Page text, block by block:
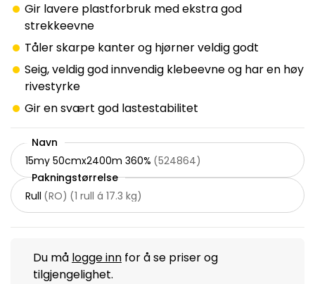
Gir lavere plastforbruk med ekstra god
strekkeevne
Tåler skarpe kanter og hjørner veldig godt
Seig, veldig god innvendig klebeevne og har en høy
rivestyrke
Gir en svært god lastestabilitet
Navn
15my 50cmx2400m 360% (524864)
Pakningstørrelse
Rull (RO) (1 rull á 17.3 kg)
Du må logge inn for å se priser og
tilgjengelighet.